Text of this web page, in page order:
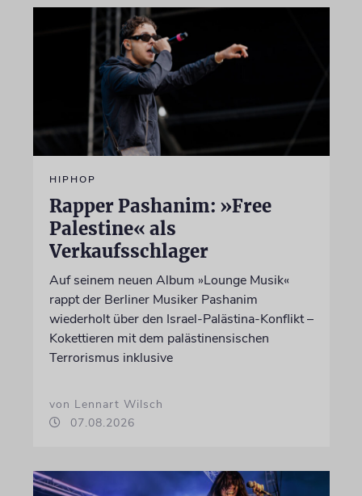
HIPHOP
Rapper Pashanim: »Free
Palestine« als
Verkaufsschlager
Auf seinem neuen Album »Lounge Musik«
rappt der Berliner Musiker Pashanim
wiederholt über den Israel-Palästina-Konflikt –
Kokettieren mit dem palästinensischen
Terrorismus inklusive
von Lennart Wilsch
07.08.2026